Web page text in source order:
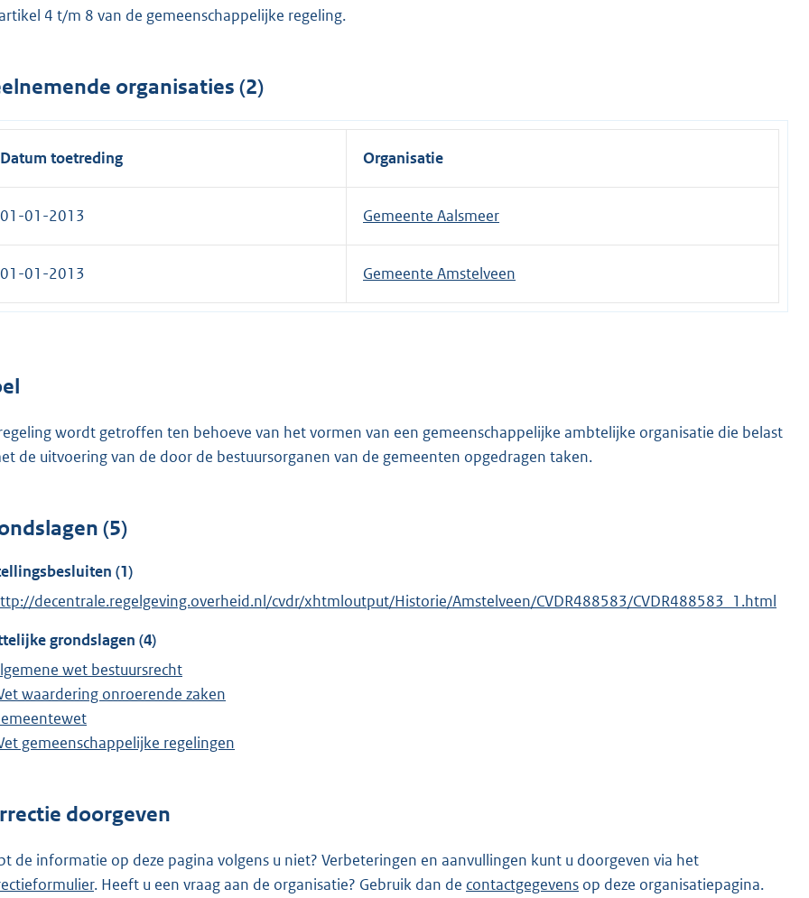
4 t/m 8 van de gemeenschappelijke regeling.
organisaties (2)
Datum toetreding Organisatie
01-01-2013 Gemeente Aalsmeer
01-01-2013 Gemeente Amstelveen
wordt getroffen ten behoeve van het vormen van een gemeenschappelijke ambtelijke organisatie die belast
de uitvoering van de door de bestuursorganen van de gemeenten opgedragen taken.
(5)
(1)
decentrale.regelgeving.overheid.nl/cvdr/xhtmloutput/Historie/Amstelveen/CVDR488583/CVDR488583_1.html
grondslagen (4)
wet bestuursrecht
waardering onroerende zaken
gemeenschappelijke regelingen
doorgeven
de informatie op deze pagina volgens u niet? Verbeteringen en aanvullingen kunt u doorgeven via het
. Heeft u een vraag aan de organisatie? Gebruik dan de contactgegevens op deze organisatiepagina.